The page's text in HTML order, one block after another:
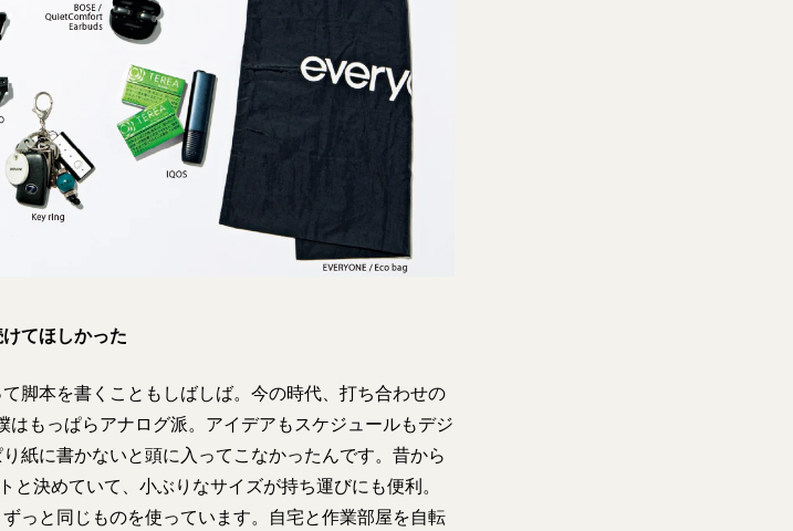
てほしかった
脚本を書くこともしばしば。今の時代、打ち合わせの
はもっぱらアナログ派。アイデアもスケジュールもデジ
紙に書かないと頭に入ってこなかったんです。昔から
と決めていて、小ぶりなサイズが持ち運びにも便利。
っと同じものを使っています。自宅と作業部屋を自転